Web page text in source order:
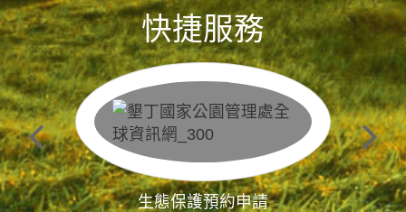
快捷服務
生態保護預約申請